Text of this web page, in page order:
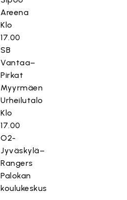
Areena
Klo
17.00
SB
Vantaa–
Pirkat
Myyrmäen
Urheilutalo
Klo
17.00
O2-
Jyväskylä–
Rangers
Palokan
koulukeskus